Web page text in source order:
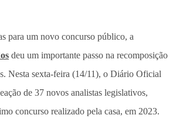
para um novo concurso público, a
deu um importante passo na recomposição
Nesta sexta-feira (14/11), o Diário Oficial
de 37 novos analistas legislativos,
concurso realizado pela casa, em 2023.